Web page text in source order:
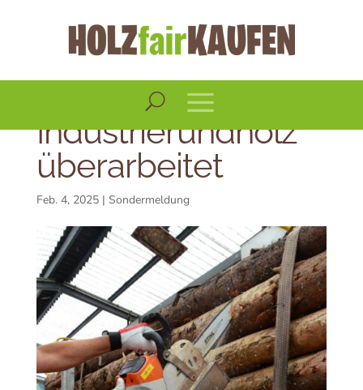
Richtlinie zur
Übernahme von
Industrierundholz
überarbeitet
Feb. 4, 2025| Sondermeldung